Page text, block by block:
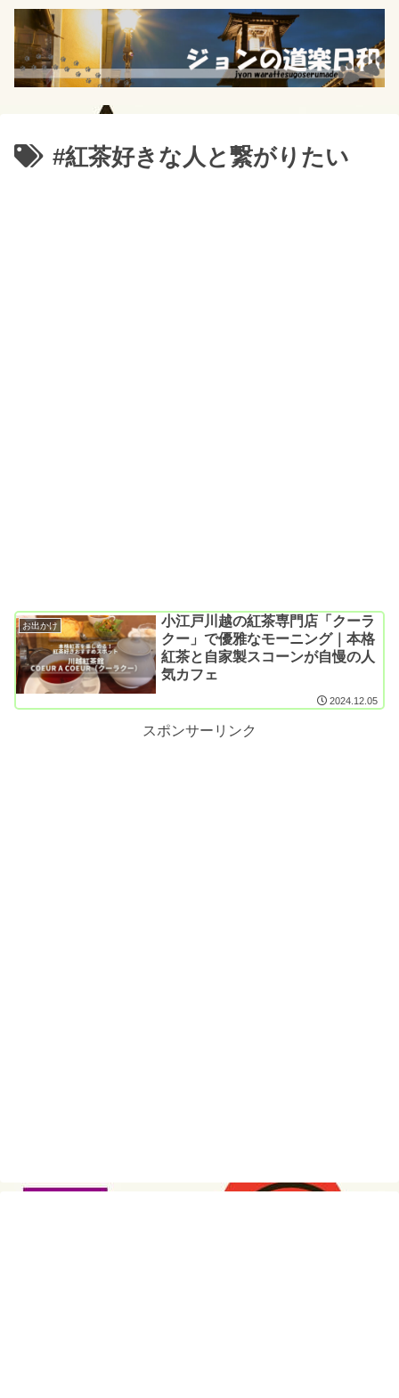
#紅茶好きな人と繋がりたい
お出かけ
小江戸川越の紅茶専門店「クーラ
クー」で優雅なモーニング｜本格
紅茶と自家製スコーンが自慢の人
気カフェ
2024.12.05
スポンサーリンク